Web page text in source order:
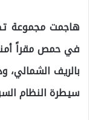
هاجمت مجموعة
في حمص مقراً
بالريف
سيطرة النظام